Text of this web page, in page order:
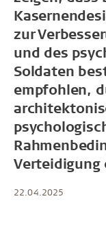
zur
und des
Soldaten
empfohlen,
22.04.2025